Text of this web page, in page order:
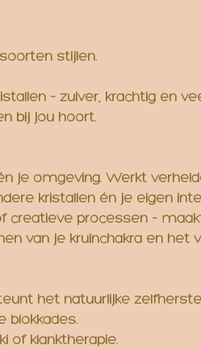
stijlen.
– zuiver, krachtig en
bij jou hoort.
je omgeving. Werkt
kristallen én je eigen
creatieve processen –
van je kruinchakra en het
het natuurlijke
blokkades.
of klanktherapie.